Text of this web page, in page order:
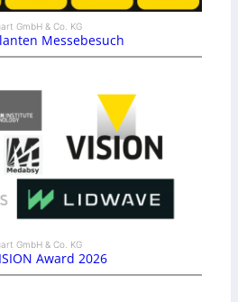
GmbH & Co. KG
Messebesuch
GmbH & Co. KG
Award 2026